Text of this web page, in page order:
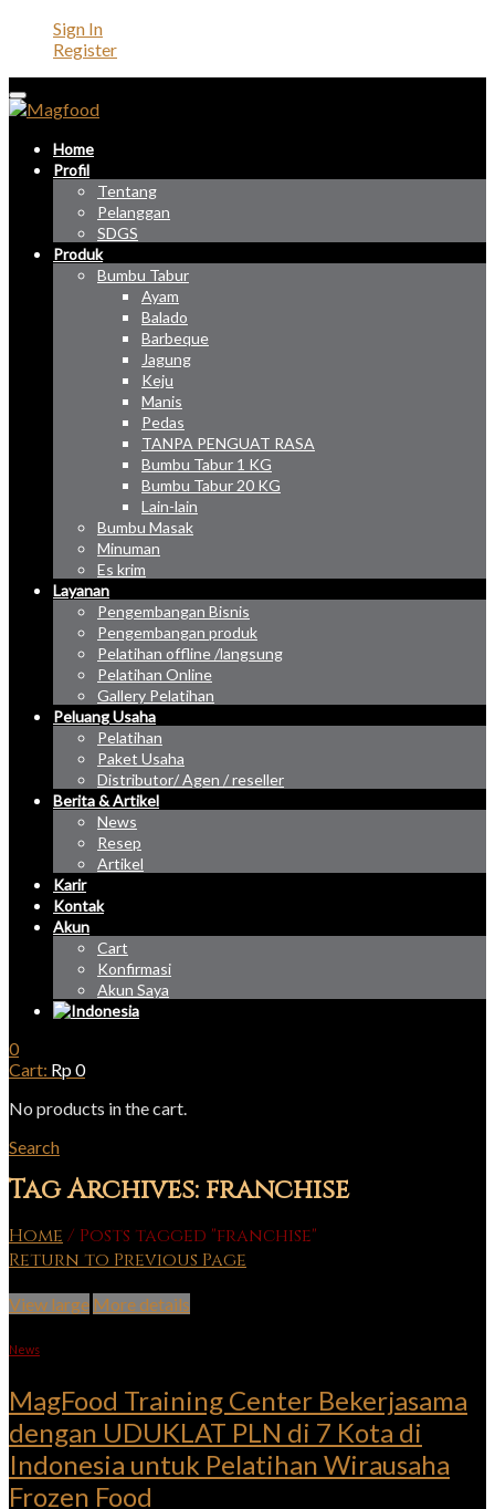
Sign In
Register
Home
Profil
Tentang
Pelanggan
SDGS
Produk
Bumbu Tabur
Ayam
Balado
Barbeque
Jagung
Keju
Manis
Pedas
TANPA PENGUAT RASA
Bumbu Tabur 1 KG
Bumbu Tabur 20 KG
Lain-lain
Bumbu Masak
Minuman
Es krim
Layanan
Pengembangan Bisnis
Pengembangan produk
Pelatihan offline /langsung
Pelatihan Online
Gallery Pelatihan
Peluang Usaha
Pelatihan
Paket Usaha
Distributor/ Agen / reseller
Berita & Artikel
News
Resep
Artikel
Karir
Kontak
Akun
Cart
Konfirmasi
Akun Saya
0
Cart: Rp0
No products in the cart.
Search
Tag Archives: franchise
Home / Posts tagged "franchise"
Return to Previous Page
View large More details
News
MagFood Training Center Bekerjasama
dengan UDUKLAT PLN di 7 Kota di
Indonesia untuk Pelatihan Wirausaha
Frozen Food